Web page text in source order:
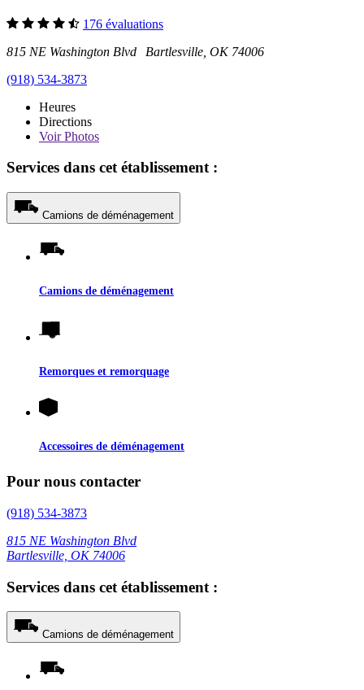
176 évaluations
815 NE Washington Blvd Bartlesville, OK 74006
(918) 534-3873
Heures
Directions
VoirPhotos
Services dans cet établissement :
Camions de déménagement
Camions de déménagement
Remorques et remorquage
Accessoires de déménagement
Pour nous contacter
(918) 534-3873
815 NE Washington Blvd
Bartlesville, OK 74006
Services dans cet établissement :
Camions de déménagement